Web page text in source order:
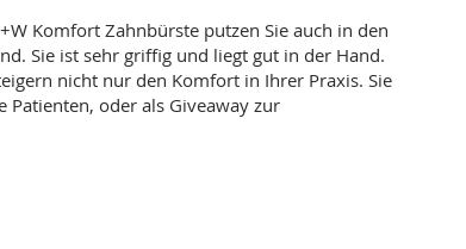
Komfort Zahnbürste putzen Sie auch in den
Sie ist sehr griffig und liegt gut in der Hand.
nicht nur den Komfort in Ihrer Praxis. Sie
Patienten, oder als Giveaway zur